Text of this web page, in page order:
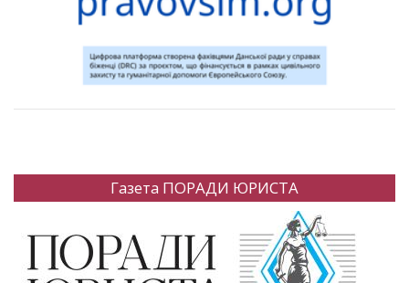
Газета ПОРАДИ ЮРИСТА